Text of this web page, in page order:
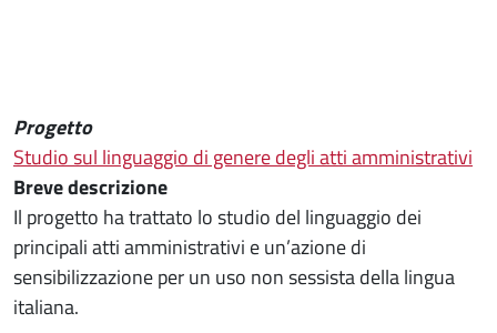
Progetto
Studio sul linguaggio di genere degli atti amministrativi
Breve descrizione
Il progetto ha trattato lo studio del linguaggio dei
principali atti amministrativi e un’azione di
sensibilizzazione per un uso non sessista della lingua
italiana.